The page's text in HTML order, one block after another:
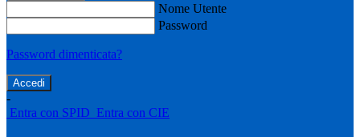
Nome Utente
Password
Password dimenticata?
-
Entra con SPID Entra con CIE